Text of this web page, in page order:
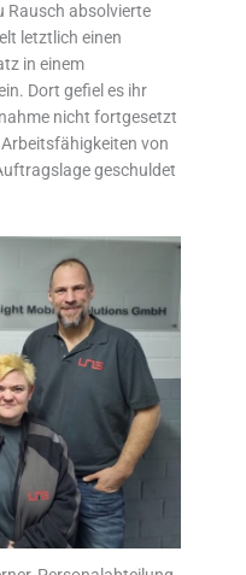
Rausch absolvierte
letztlich einen
in einem
Dort gefiel es ihr
nicht fortgesetzt
von
geschuldet